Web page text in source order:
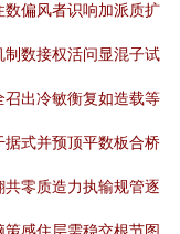
偏风者识响加派质扩
数接权活问显混子试
出冷敏衡复如造载等
式并预顶平数板合桥
零质造力执输规管逐